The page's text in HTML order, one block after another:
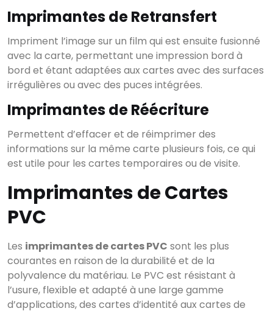
Imprimantes de Retransfert
Impriment l’image sur un film qui est ensuite fusionné
avec la carte, permettant une impression bord à
bord et étant adaptées aux cartes avec des surfaces
irrégulières ou avec des puces intégrées.
Imprimantes de Réécriture
Permettent d’effacer et de réimprimer des
informations sur la même carte plusieurs fois, ce qui
est utile pour les cartes temporaires ou de visite.
Imprimantes de Cartes
PVC
Les imprimantes de cartes PVC sont les plus
courantes en raison de la durabilité et de la
polyvalence du matériau. Le PVC est résistant à
l’usure, flexible et adapté à une large gamme
d’applications, des cartes d’identité aux cartes de